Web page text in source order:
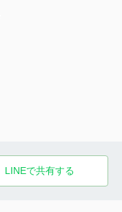
LINEで共有する